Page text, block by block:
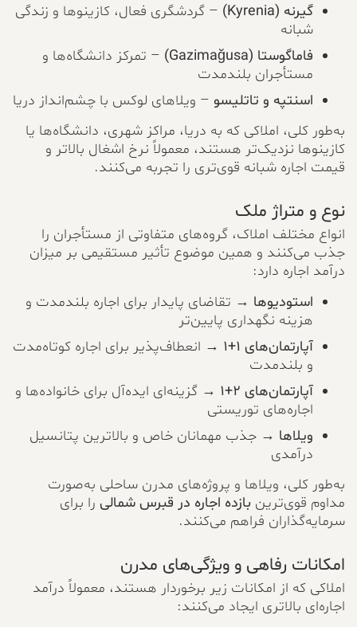
گیرنه (Kyrenia)
– گردشگری فعال، کازینوها و زندگی
شبانه
فاماگوستا (Gazimağusa)
– تمرکز دانشگاه‌ها و
مستأجران بلندمدت
اسنتپه و تاتلیسو– ویلاهای لوکس با چشم‌انداز دریا
به‌طور کلی، املاکی که به دریا، مراکز شهری، دانشگاه‌ها یا
کازینوها نزدیک‌تر هستند، معمولاً نرخ اشغال بالاتر و
قیمت اجاره شبانه قوی‌تری را تجربه می‌کنند.
نوع و متراژ ملک
انواع مختلف املاک، گروه‌های متفاوتی از مستأجران را
جذب می‌کنند و همین موضوع تأثیر مستقیمی بر میزان
درآمد اجاره دارد:
استودیوها→ تقاضای پایدار برای اجاره بلندمدت و
هزینه نگهداری پایین‌تر
آپارتمان‌های ۱+۱
→ انعطاف‌پذیر برای اجاره کوتاه‌مدت
و بلندمدت
آپارتمان‌های ۲+۱
→ گزینه‌ای ایده‌آل برای خانواده‌ها و
اجاره‌های توریستی
ویلاها→ جذب مهمانان خاص و بالاترین پتانسیل
درآمدی
به‌طور کلی، ویلاها و پروژه‌های مدرن ساحلی به‌صورت
مداوم قوی‌ترین بازده اجاره در قبرس شمالیرا برای
سرمایه‌گذاران فراهم می‌کنند.
امکانات رفاهی و ویژگی‌های مدرن
املاکی که از امکانات زیر برخوردار هستند، معمولاً درآمد
اجاره‌ای بالاتری ایجاد می‌کنند: